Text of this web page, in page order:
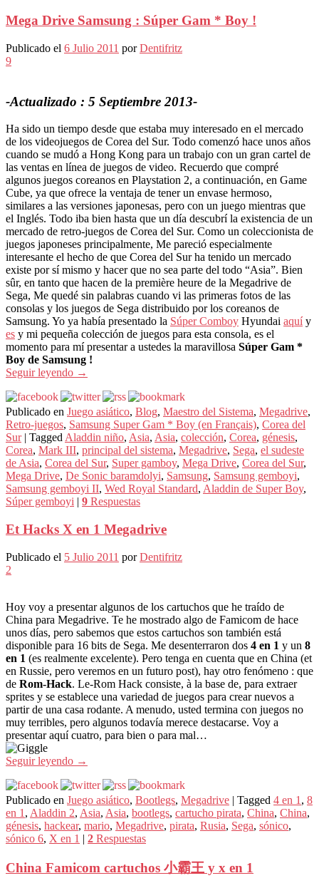
Mega Drive Samsung : Súper Gam * Boy !
Publicado el 6 Julio 2011 porDentifritz
9
-Actualizado : 5 Septiembre 2013-
Ha sido un tiempo desde que estaba muy interesado en el mercado
de los videojuegos de Corea del Sur. Todo comenzó hace unos años
cuando se mudó a Hong Kong para un trabajo con un gran cartel de
las ventas en línea de juegos de video. Recuerdo que compré
algunos juegos coreanos en Playstation 2, a continuación, en Game
Cube, ya que ofrece la ventaja de tener un envase hermoso,
similares a las versiones japonesas, pero con un juego mientras que
el Inglés. Todo iba bien hasta que un día descubrí la existencia de un
mercado de retro-juegos de Corea del Sur. Como un coleccionista de
juegos japoneses principalmente, Me pareció especialmente
interesante el hecho de que Corea del Sur ha tenido un mercado
existe por sí mismo y hacer que no sea parte del todo “Asia”. Bien
sûr, en tanto que hacen de la première heure de la Megadrive de
Sega, Me quedé sin palabras cuando vi las primeras fotos de las
consolas y los juegos de Sega distribuido por los coreanos de
Samsung. Yo ya había presentado la Súper Comboy Hyundai aquíy
es y mi pequeña colección de juegos para esta consola, es el
momento para mí presentar a ustedes la maravillosa Súper Gam *
Boy de Samsung !
Seguir leyendo →
Publicado en Juego asiático, Blog, Maestro del Sistema, Megadrive,
Retro-juegos, Samsung Super Gam * Boy (en Français), Corea del
Sur | TaggedAladdin niño, Asia, Asia, colección, Corea, génesis,
Corea, Mark III, principal del sistema, Megadrive, Sega, el sudeste
de Asia, Corea del Sur, Super gamboy, Mega Drive, Corea del Sur,
Mega Drive, De Sonic baramdolyi, Samsung, Samsung gemboyi,
Samsung gemboyi II, Wed Royal Standard, Aladdin de Super Boy,
Súper gemboyi | 9 Respuestas
Et Hacks X en 1 Megadrive
Publicado el 5 Julio 2011 porDentifritz
2
Hoy voy a presentar algunos de los cartuchos que he traído de
China para Megadrive. Te he mostrado algo de Famicom de hace
unos días, pero sabemos que estos cartuchos son también está
disponible para 16 bits de Sega. Me desenterraron dos 4 en 1 y un 8
en 1 (es realmente excelente). Pero tenga en cuenta que en China (et
en Russie, pero veremos en un futuro post), hay otro fenómeno : que
de Rom-Hack. Le-Rom Hack consiste, à la base de, para extraer
sprites y se establece una variedad de juegos para crear nuevos a
partir de una casa rodante. A menudo, usted termina con juegos no
muy terribles, pero algunos todavía merece destacarse. Voy a
presentar aquí cuatro, para bien o para mal…
Seguir leyendo →
Publicado en Juego asiático, Bootlegs, Megadrive | Tagged 4 en 1 , 8
en 1 , Aladdin 2, Asia, Asia, bootlegs, cartucho pirata, China, China,
génesis, hackear, mario, Megadrive, pirata, Rusia, Sega, sónico,
sónico 6, X en 1 | 2 Respuestas
China Famicom cartuchos 小霸王 y x en 1